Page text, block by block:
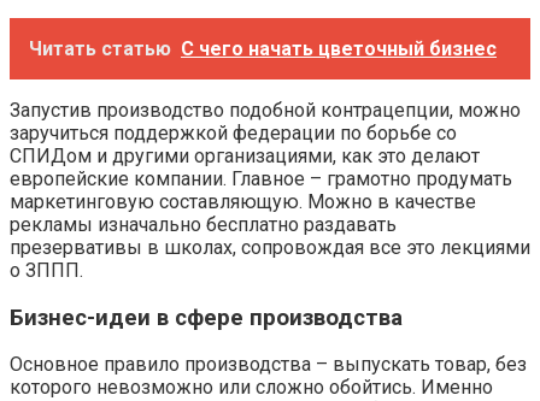
Читать статью С чего начать цветочный бизнес
Запустив производство подобной контрацепции, можно
заручиться поддержкой федерации по борьбе со
СПИДом и другими организациями, как это делают
европейские компании. Главное – грамотно продумать
маркетинговую составляющую. Можно в качестве
рекламы изначально бесплатно раздавать
презервативы в школах, сопровождая все это лекциями
о ЗППП.
Бизнес-идеи в сфере производства
Основное правило производства – выпускать товар, без
которого невозможно или сложно обойтись. Именно